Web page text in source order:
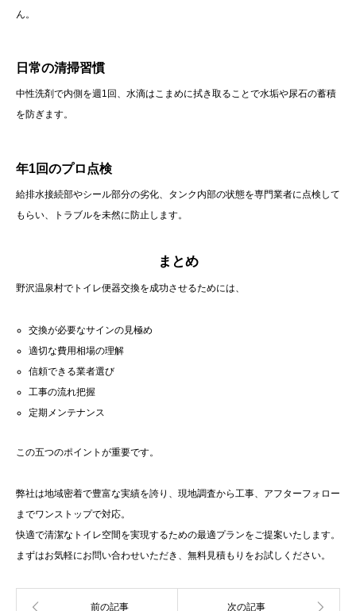
ん。
日常の清掃習慣
中性洗剤で内側を週1回、水滴はこまめに拭き取ることで水垢や尿石の蓄積
を防ぎます。
年1回のプロ点検
給排水接続部やシール部分の劣化、タンク内部の状態を専門業者に点検して
もらい、トラブルを未然に防止します。
まとめ
野沢温泉村でトイレ便器交換を成功させるためには、
交換が必要なサインの見極め
適切な費用相場の理解
信頼できる業者選び
工事の流れ把握
定期メンテナンス
この五つのポイントが重要です。
弊社は地域密着で豊富な実績を誇り、現地調査から工事、アフターフォロー
までワンストップで対応。
快適で清潔なトイレ空間を実現するための最適プランをご提案いたします。
まずはお気軽にお問い合わせいただき、無料見積もりをお試しください。